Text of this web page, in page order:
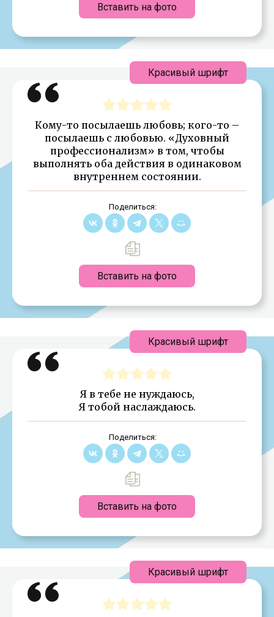
Вставить на фото
Кому-то посылаешь любовь; кого-то –
посылаешь с любовью. «Духовный
профессионализм» в том, чтобы
выполнять оба действия в одинаковом
внутреннем состоянии.
Поделиться:
Вставить на фото
Красивый шрифт
Я в тебе не нуждаюсь,
Я тобой наслаждаюсь.
Поделиться:
Вставить на фото
Красивый шрифт
Красивый шрифт